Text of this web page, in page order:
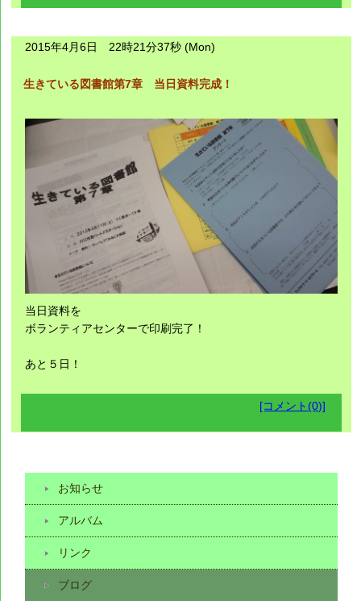
2015年4月6日 22時21分37秒 (Mon)
生きている図書館第7章 当日資料完成！
当日資料を
ボランティアセンターで印刷完了！
あと５日！
[コメント(0)]
お知らせ
アルバム
リンク
ブログ